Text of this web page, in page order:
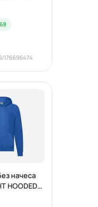
176696474
начеса
HOODED